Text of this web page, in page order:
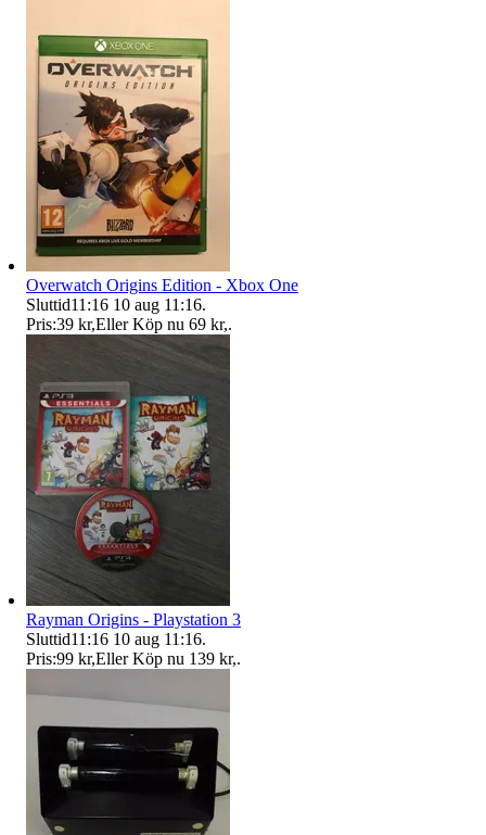
Overwatch Origins Edition - Xbox One
Sluttid11:16 10 aug 11:16.
Pris:39 kr,Eller Köp nu 69 kr,.
Rayman Origins - Playstation 3
Sluttid11:16 10 aug 11:16.
Pris:99 kr,Eller Köp nu 139 kr,.